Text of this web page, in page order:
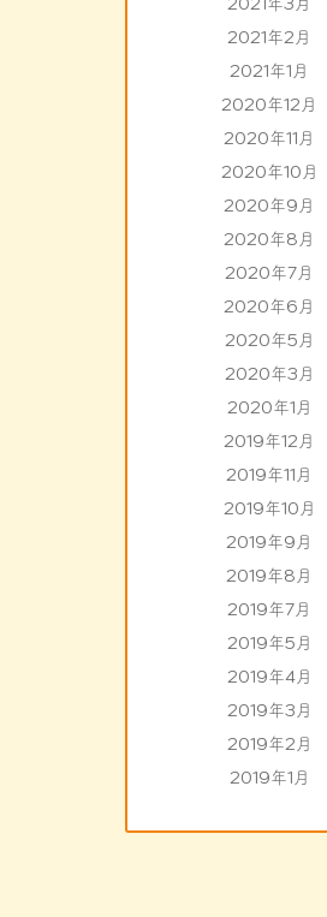
2021年2月
2021年1月
2020年12月
2020年11月
2020年10月
2020年9月
2020年8月
2020年7月
2020年6月
2020年5月
2020年3月
2020年1月
2019年12月
2019年11月
2019年10月
2019年9月
2019年8月
2019年7月
2019年5月
2019年4月
2019年3月
2019年2月
2019年1月